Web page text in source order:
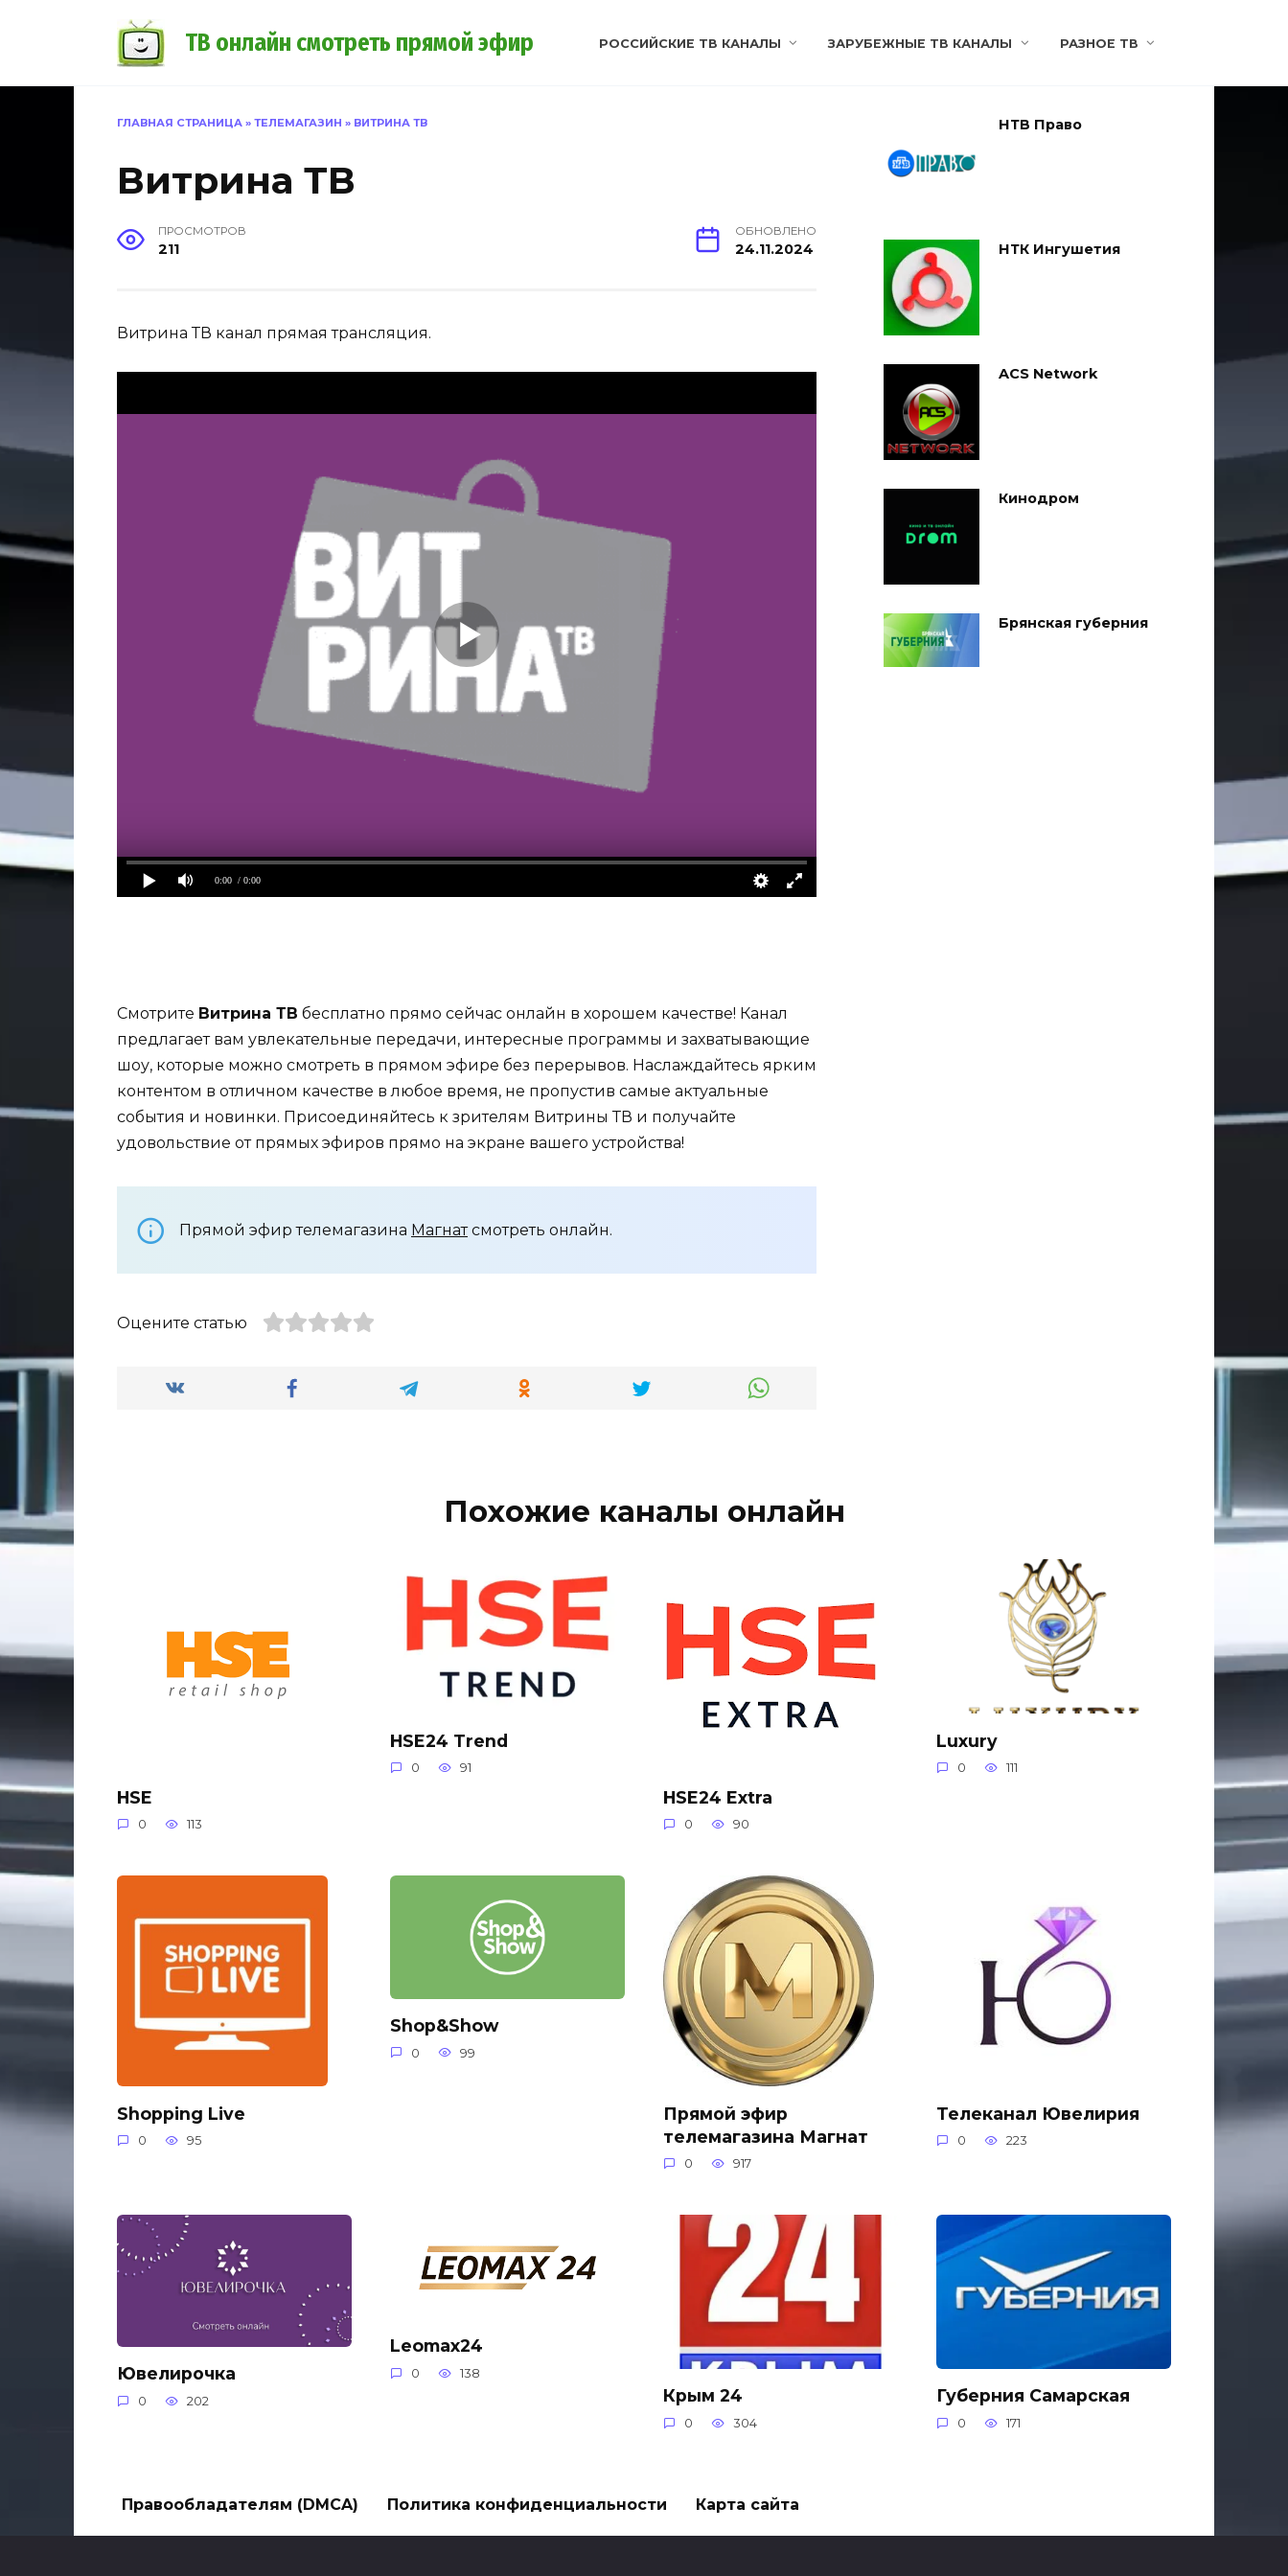
ТВ онлайн смотреть прямой эфир РОССИЙСКИЕ ТВ КАНАЛЫ ЗАРУБЕЖНЫЕ ТВ КАНАЛЫ РАЗНОЕ ТВ
ГЛАВНАЯ СТРАНИЦА » ТЕЛЕМАГАЗИН » ВИТРИНА ТВ
Витрина ТВ
ПРОСМОТРОВ
211
ОБНОВЛЕНО
24.11.2024
Витрина ТВ канал прямая трансляция.
0:00 / 0:00
Смотрите Витрина ТВ бесплатно прямо сейчас онлайн в хорошем качестве! Канал
предлагает вам увлекательные передачи, интересные программы и захватывающие
шоу, которые можно смотреть в прямом эфире без перерывов. Наслаждайтесь ярким
контентом в отличном качестве в любое время, не пропустив самые актуальные
события и новинки. Присоединяйтесь к зрителям Витрины ТВ и получайте
удовольствие от прямых эфиров прямо на экране вашего устройства!
Прямой эфир телемагазина Магнатсмотреть онлайн.
Оцените статью
НТВ Право
НТК Ингушетия
ACS Network
Кинодром
Брянская губерния
Похожие каналы онлайн
HSE
0 113
HSE24 Trend
0 91
HSE24 Extra
0 90
Luxury
0 111
Shopping Live
0 95
Shop&Show
0 99
Прямой эфир
телемагазина Магнат
0 917
Телеканал Ювелирия
0 223
Ювелирочка
0 202
Leomax24
0 138
Крым 24
0 304
Губерния Самарская
0 171
Правообладателям (DMCA) Политика конфиденциальности Карта сайта